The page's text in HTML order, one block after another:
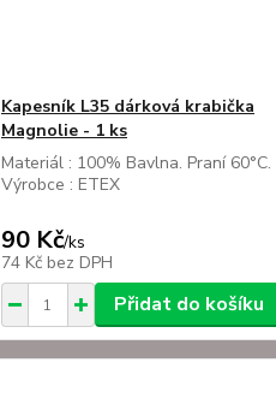
Kapesník L35 dárková krabička
Magnolie - 1 ks
Materiál : 100% Bavlna. Praní 60°C.
Výrobce : ETEX
90 Kč/ks
74 Kč bez DPH
Přidat do košíku